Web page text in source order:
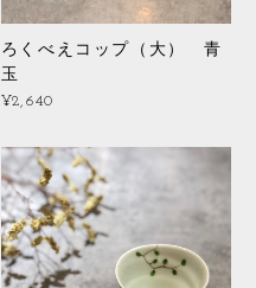
ろくべえコップ（大） 青
玉
¥2,640